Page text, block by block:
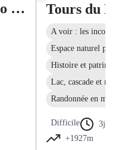
Ubaye - Pays du Viso en 4 jours (GRP®) : Tour de Sautron
A voir : les
Espace naturel
Histoire et
Lac, cascade et
Randonnée en
Difficile
3j
+1927m